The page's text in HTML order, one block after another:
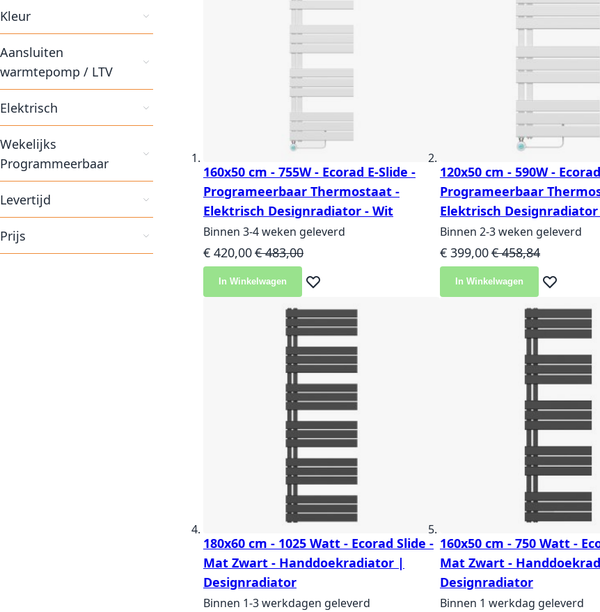
Kleur
Aansluiten
warmtepomp / LTV
Elektrisch
Wekelijks
Programmeerbaar
Levertijd
Prijs
160x50 cm - 755W - Ecorad E-Slide -
Programeerbaar Thermostaat -
Elektrisch Designradiator - Wit
Binnen 3-4 weken geleverd
Speciale prijs
€ 420,00Normale prijs
€ 483,00
In Winkelwagen Voeg toe aan verlanglijst
120x50 cm - 590W -
Programeerbaar
Elektrisch
Binnen 2-3 weken geleverd
Speciale prijs
€ 399,00Normale prijs
€ 458,84
In Winkelwagen Voeg toe
180x60 cm - 1025 Watt - Ecorad Slide -
Mat Zwart - Handdoekradiator |
Designradiator
Binnen 1-3 werkdagen geleverd
160x50 cm - 750 Watt -
Mat Zwart -
Designradiator
Binnen 1 werkdag geleverd